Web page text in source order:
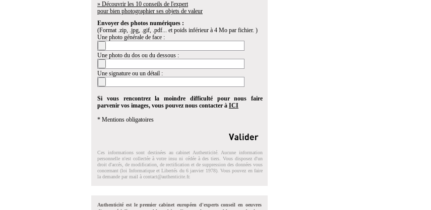
» Découvrir les 10 conseils de l'expert
pour bien photographier ses objets de valeur
Envoyer des photos numériques :
(Format .zip, .jpg, .gif, .pdf... et poids inférieur à 4 Mo par fichier. )
Une photo générale de face :
Une photo du dos ou du dessous :
Une signature ou un détail :
Si vous rencontrez la moindre difficulté pour nous faire
parvenir vos images, vous pouvez nous contacter à ICI
* Mentions obligatoires
Ces informations sont destinées au cabinet Authenticité. Aucune information
personnelle n'est collectée à votre insu ni cédée à des tiers. Vous disposez d'un
droit d'accés, de modification, de rectification et de suppression des données vous
concernant (loi Informatique et Libertés du 6 janvier 1978). Vous pouvez en faire
la demande par mail à contact@authenticite.fr.
Authenticité est le premier cabinet européen d'experts conseil en oeuvres